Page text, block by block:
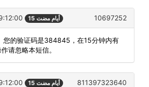
15 أيام مضت 10697252
您的验证码是384845，在15分钟内有
请忽略本短信。
15 أيام مضت 811397323640